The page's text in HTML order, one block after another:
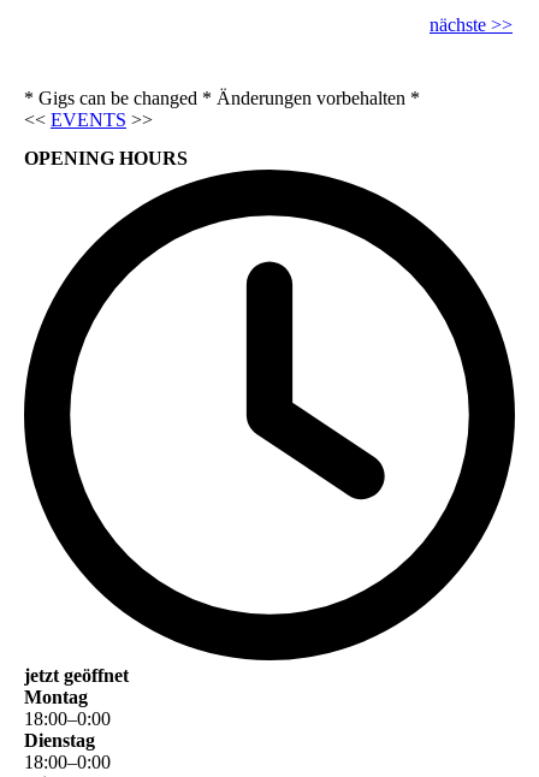
nächste >>
* Gigs can be changed * Änderungen vorbehalten *
<< EVENTS >>
OPENING HOURS
jetzt geöffnet
Montag
18:00–0:00
Dienstag
18:00–0:00